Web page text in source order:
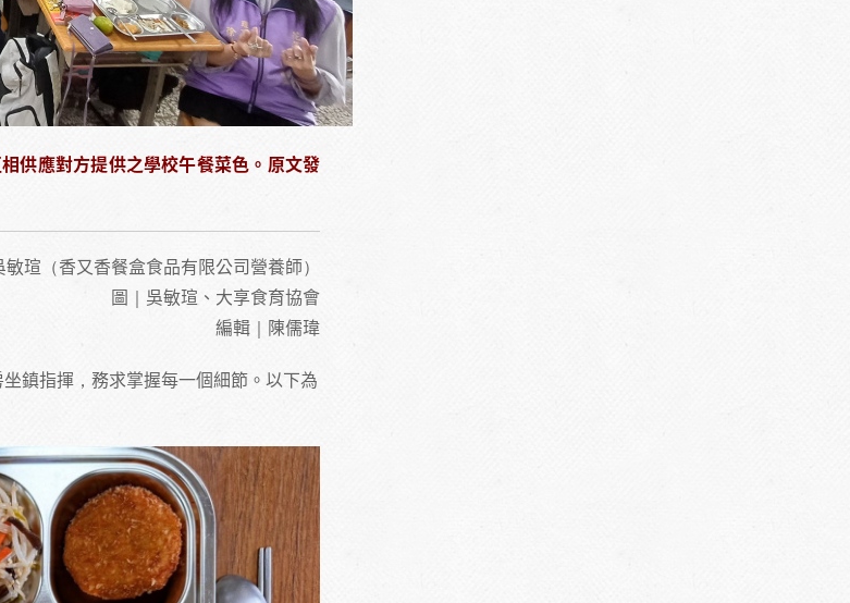
供應對方提供之學校午餐菜色。原文發
瑄（香又香餐盒食品有限公司營養師）
圖｜吳敏瑄、大享食育協會
編輯｜陳儒瑋
鎮指揮，務求掌握每一個細節。以下為